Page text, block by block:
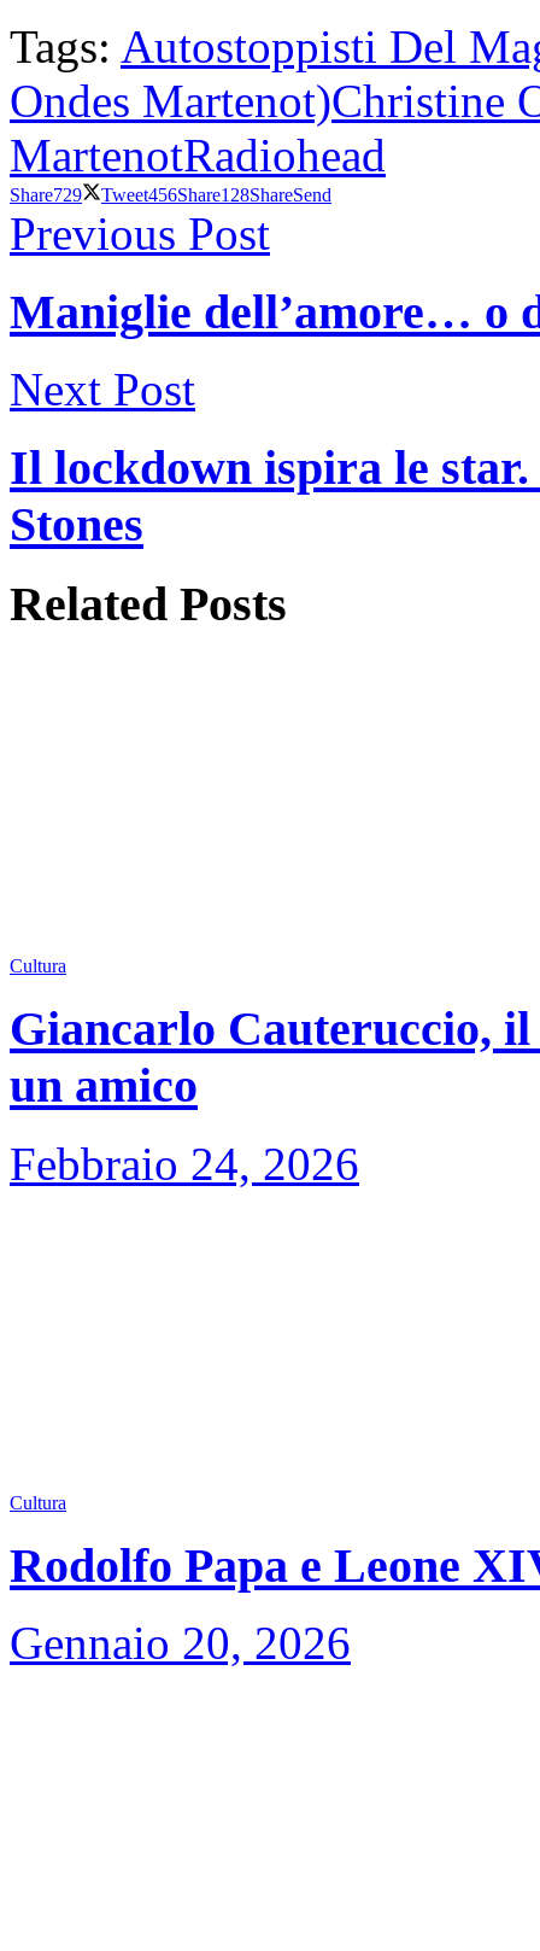
Tags: Autostoppisti Del
Ondes Martenot)Christine
MartenotRadiohead
Share729 Tweet456Share128ShareSend
Previous Post
Maniglie dell’amore… o
Next Post
Il lockdown ispira le
Stones
Related Posts
Cultura
Giancarlo Cauteruccio,
un amico
Febbraio 24, 2026
Cultura
Rodolfo Papa e Leone
Gennaio 20, 2026